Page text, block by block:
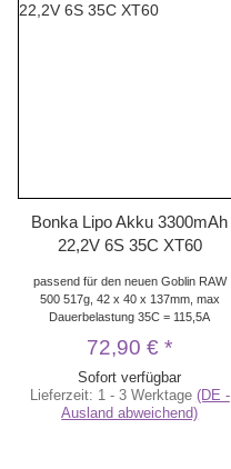
Bonka Lipo Akku 3300mAh
22,2V 6S 35C XT60
passend für den neuen Goblin RAW
500 517g, 42 x 40 x 137mm, max
Dauerbelastung 35C = 115,5A
72,90 €*
Sofort verfügbar
Lieferzeit: 1 - 3 Werktage (DE -
Ausland abweichend)